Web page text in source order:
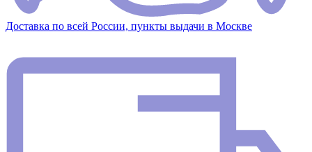
Доставка по всей России, пункты выдачи в Москве